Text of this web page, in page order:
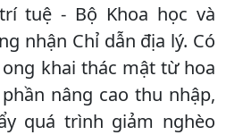
tuệ - Bộ Khoa học và
nhận Chỉ dẫn địa lý. Có
khai thác mật từ hoa
nâng cao thu nhập,
quá trình giảm nghèo